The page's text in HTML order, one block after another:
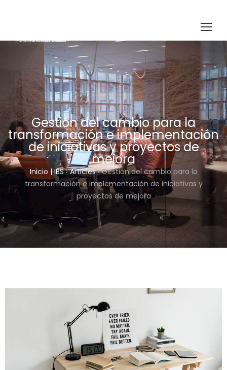
Gestión del cambio para la
transformación e implementación
de iniciativas y proyectos de
mejora
Inicio | IBS›Articles›Gestión del cambio para la
transformación e implementación de iniciativas y
proyectos de mejora